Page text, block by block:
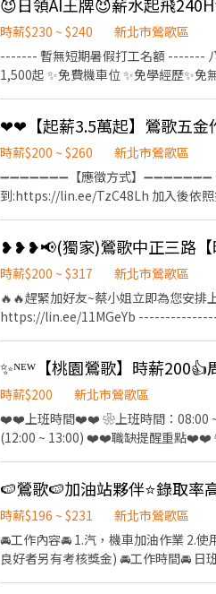
＝＝＝＝＝＝＝＝＝＝＝ 智取店 ↓ 早
17:30~21:30、18:00~22:00、
(輪班人員依照當月紅字天數排休；時薪人員依照門市與個人可
$209-$249 ＝＝＝＝＝＝＝＝＝＝＝＝＝＝＝＝
區尖山路177號與179號1樓 鶯歌鳳鳴
＝＝＝＝＝＝＝＝＝＝＝＝＝＝＝＝＝＝＝＝＝＝＝ ❗需可配合調店、支援❗❗需可配合調店、
薪且享勞健保完整保障唷✨ ❤️因每天都有面試，故門市缺額會有變動唷~ ❤️如果您想盡快上工、想找穩定的工作，點選『立即應
時薪$230 ~ $240
新北市鶯歌區
------- 暫無短期暑假打工名額 -------
1,500起 ✨免費機車位 ✨免學經歷
中班14:30-23:40｜時薪240H💰
🎀Luna】✦ 📩ID：@953jhhqr (要加
❤❤【起薪3.5萬起】鶯歌五
時薪$200 ~ $260
新北市鶯歌區
➖➖➖➖➖➖➖【應徵方式】
到:https://lin.ee/TzC48Lh 加入後依照指
體保險 2.三節禮品或禮金 3.結婚生育禮金 4.
重、久站、需
時薪$200 ~ $317
新北市鶯歌區
🔥🔥趕緊加好友~蔡小姐立即為您安排
https://lin.ee/11MGeYb
時薪$200
新北市鶯歌區
❤️❤️上班時間❤️❤️ ❀上班時間：08:00
(12:00 ~ 13:00) ❤️❤️職缺提醒重點❤️❤️
擇） 🤟 安排面試！準備快樂上工賺
我: @921umslm 3️⃣ 🅻🅸🅽🅴快速報名：
怕❌找工作聯繫我⭕
🍉鶯歌🍉加油站夥伴⭐錄取率
時薪$196 ~ $231
新北市鶯歌區
🚘工作內容🚘 1.汽，機車加油作業 2.
良好者另有考核獎金) 🚘工作時間🚘